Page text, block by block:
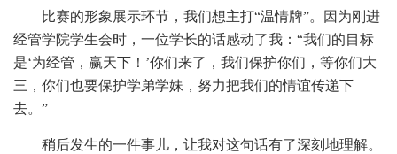
比赛的形象展示环节，我们想主打“温情牌”。因为刚进
经管学院学生会时，一位学长的话感动了我：“我们的目标
是‘为经管，赢天下！’你们来了，我们保护你们，等你们大
三，你们也要保护学弟学妹，努力把我们的情谊传递下
去。”
稍后发生的一件事儿，让我对这句话有了深刻地理解。